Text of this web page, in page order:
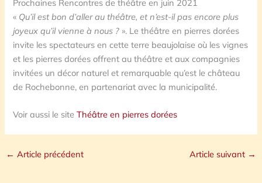
Prochaines Rencontres de théâtre en juin 2021
« Qu’il est bon d’aller au théâtre, et n’est-il pas encore plus
joyeux qu’il vienne à nous ? ». Le théâtre en pierres dorées
invite les spectateurs en cette terre beaujolaise où les vignes
et les pierres dorées offrent au théâtre et aux compagnies
invitées un décor naturel et remarquable qu’est le château
de Rochebonne, en partenariat avec la municipalité.
Voir aussi le siteThéâtre en pierres dorées
← Article précédent Article suivant →